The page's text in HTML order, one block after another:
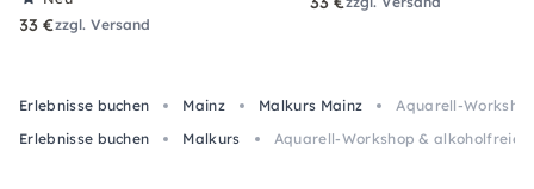
33 €zzgl. Versand
Erlebnisse buchen Mainz Malkurs Mainz
Aquarell-
Erlebnisse buchen
Malkurs Aquarell-Workshop & alkoholfreie